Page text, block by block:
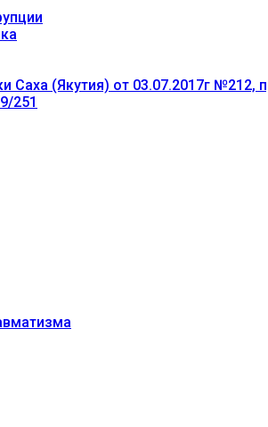
Саха (Якутия) от 03.07.2017г №212,
251